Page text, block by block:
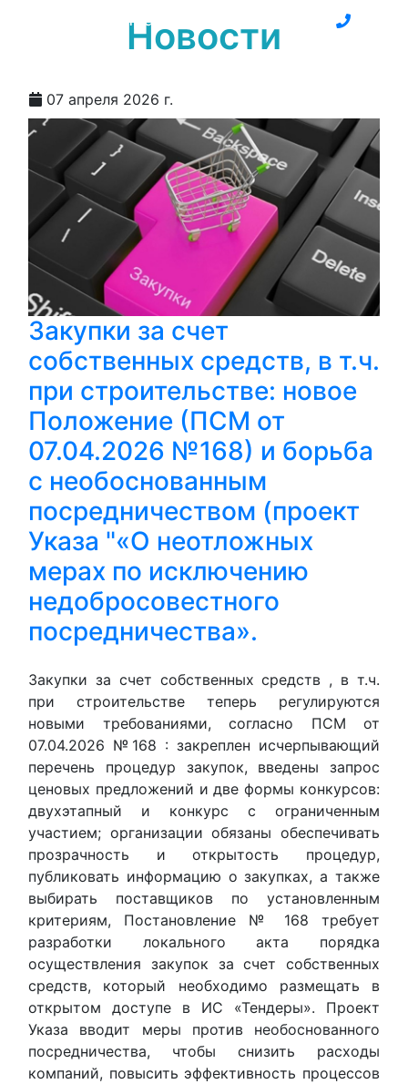
БизнесИнфоПравоНовости
07 апреля 2026 г.
Закупки за счет
собственных средств, в т.ч.
при строительстве: новое
Положение (ПСМ от
07.04.2026 №168) и борьба
с необоснованным
посредничеством (проект
Указа "«О неотложных
мерах по исключению
недобросовестного
посредничества».
Закупки за счет собственных средств , в т.ч.
при строительстве теперь регулируются
новыми требованиями, согласно ПСМ от
07.04.2026 №168 : закреплен исчерпывающий
перечень процедур закупок, введены запрос
ценовых предложений и две формы конкурсов:
двухэтапный и конкурс с ограниченным
участием; организации обязаны обеспечивать
прозрачность и открытость процедур,
публиковать информацию о закупках, а также
выбирать поставщиков по установленным
критериям, Постановление № 168 требует
разработки локального акта порядка
осуществления закупок за счет собственных
средств, который необходимо размещать в
открытом доступе в ИС «Тендеры». Проект
Указа вводит меры против необоснованного
посредничества, чтобы снизить расходы
компаний, повысить эффективность процессов